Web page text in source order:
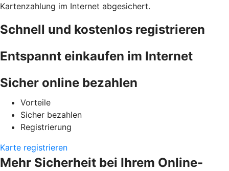
Kartenzahlung im Internet abgesichert.
Schnell und kostenlos registrieren
Entspannt einkaufen im Internet
Sicher online bezahlen
Vorteile
Sicher bezahlen
Registrierung
Karte registrieren
Mehr Sicherheit bei Ihrem Online-